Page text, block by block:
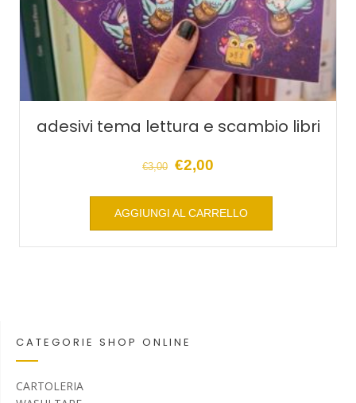
adesivi tema lettura e scambio libri
€3,00 Il
originale
era:
€2,00
attuale
è:
AGGIUNGI AL CARRELLO
CATEGORIE SHOP ONLINE
CARTOLERIA